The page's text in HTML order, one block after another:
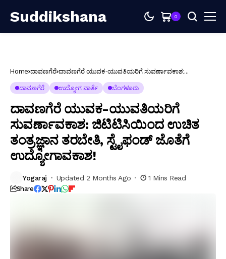
Suddikshana 0
Home ದಾವಣಗೆರೆ ದಾವಣಗೆರೆ ಯುವಕ-ಯುವತಿಯರಿಗೆ ಸುವರ್ಣಾವಕಾಶ:
ಉದ್ಯೋಗಾವಕಾಶ!
ದಾವಣಗೆರೆ ಉದ್ಯೋಗ ವಾರ್ತೆ ಬೆಂಗಳೂರು
ದಾವಣಗೆರೆ ಯುವಕ-ಯುವತಿಯರಿಗೆ
ಸುವರ್ಣಾವಕಾಶ: ಜಿಟಿಟಿಸಿಯಿಂದ ಉಚಿತ
ತಂತ್ರಜ್ಞಾನ ತರಬೇತಿ, ಸ್ಟೈಫಂಡ್ ಜೊತೆಗೆ
ಉದ್ಯೋಗಾವಕಾಶ!
Yogaraj Updated 2 Months Ago 1 Mins Read
Share